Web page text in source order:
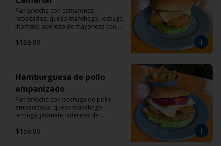
Pan brioche con camarones
rebozados, queso manchego, lechuga,
jitomate, aderezo de mayonesa con
cayena
$169.00
Hamburguesa de pollo
empanizado
Pan brioche con pechuga de pollo
empanizada, queso manchego,
lechuga, jitomate, aderezo de
con pimienta cayena
$159.00